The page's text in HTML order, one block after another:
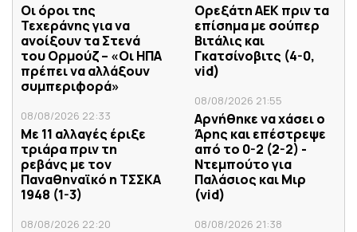
Οι όροι της
Τεχεράνης για να
ανοίξουν τα Στενά
του Ορμούζ – «Οι ΗΠΑ
πρέπει να αλλάξουν
συμπεριφορά»
08/08/2026 22:33
Με 11 αλλαγές έριξε
τριάρα πριν τη
ρεβάνς με τον
Παναθηναϊκό η ΤΣΣΚΑ
1948 (1-3)
08/08/2026 22:20
Ορεξάτη ΑΕΚ πριν τα
επίσημα με σούπερ
Βιτάλις και
Γκατσίνοβιτς (4-0,
vid)
08/08/2026 21:55
Αρνήθηκε να χάσει ο
Άρης και επέστρεψε
από το 0-2 (2-2) -
Ντεμπούτο για
Παλάσιος και Μιρ
(vid)
08/08/2026 21:38